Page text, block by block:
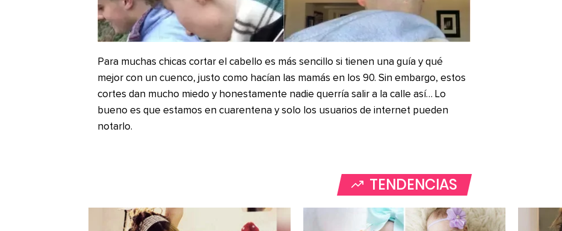
Para muchas chicas cortar el cabello es más sencillo si tienen una guía y qué
mejor con un cuenco, justo como hacían las mamás en los 90. Sin embargo, estos
cortes dan mucho miedo y honestamente nadie querría salir a la calle así… Lo
bueno es que estamos en cuarentena y solo los usuarios de internet pueden
notarlo.
TENDENCIAS